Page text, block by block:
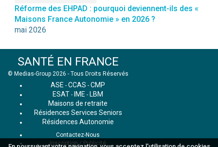
Réforme des EHPAD : pourquoi deviennent-ils des «
Maisons France Autonomie » en 2026 ?
mai 2026
SANTÉ EN FRANCE
© Medias-Group 2026 - Tous Droits Réservés
ASE - CCAS - CMP
ESAT - IME - LBM
Maisons de retraite
Résidences Services Seniors
Résidences Autonomie
Contactez-Nous
Inscription / Publicité